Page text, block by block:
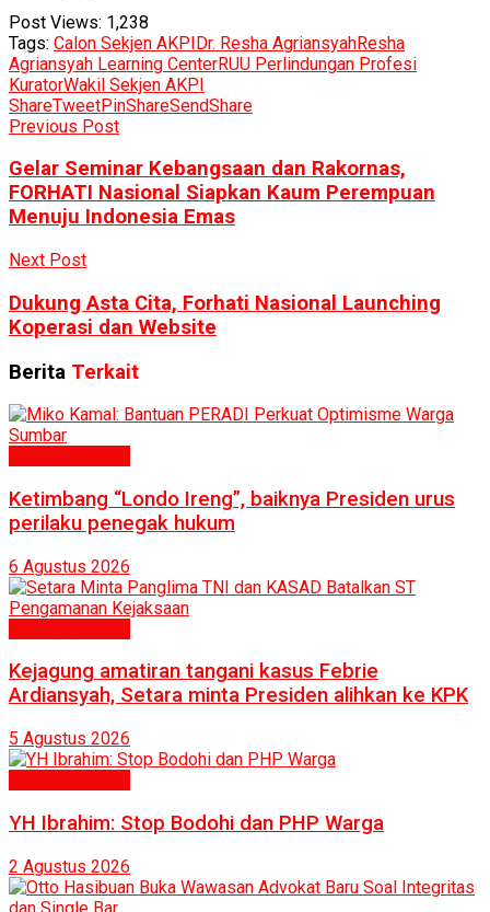
Post Views: 1,238
Tags: Calon Sekjen AKPIDr. Resha AgriansyahResha
Agriansyah Learning CenterRUU Perlindungan Profesi
KuratorWakil Sekjen AKPI
ShareTweetPinShareSendShare
Previous Post
Gelar Seminar Kebangsaan dan Rakornas,
FORHATI Nasional Siapkan Kaum Perempuan
Menuju Indonesia Emas
Next Post
Dukung Asta Cita, Forhati Nasional Launching
Koperasi dan Website
Berita Terkait
Ketimbang “Londo Ireng”, baiknya Presiden urus
perilaku penegak hukum
6 Agustus 2026
Kejagung amatiran tangani kasus Febrie
Ardiansyah, Setara minta Presiden alihkan ke KPK
5 Agustus 2026
YH Ibrahim: Stop Bodohi dan PHP Warga
2 Agustus 2026